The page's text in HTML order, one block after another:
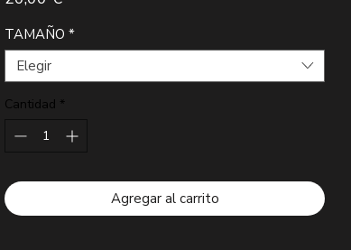
TAMAÑO *
Elegir
Cantidad *
Agregar al carrito